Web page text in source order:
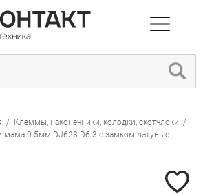
/ Клеммы, наконечники, колодки, скотчлоки /
0.5мм DJ623-D6.3 с замком латунь с